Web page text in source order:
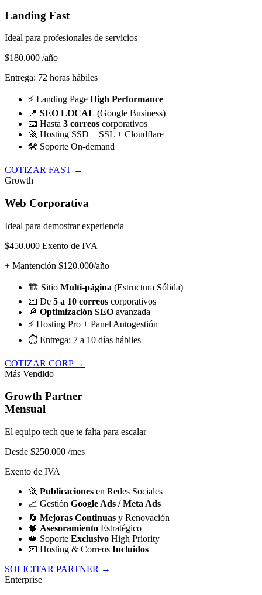
Landing Fast
Ideal para profesionales de servicios
$180.000 /año
Entrega: 72 horas hábiles
⚡ Landing Page High Performance
📍 SEO LOCAL (Google Business)
📧 Hasta 3 correos corporativos
🚀 Hosting SSD + SSL + Cloudflare
🛠️ Soporte On-demand
COTIZAR FAST →
Growth
Web Corporativa
Ideal para demostrar experiencia
$450.000 Exento de IVA
+ Mantención $120.000/año
🏗️ Sitio Multi-página (Estructura Sólida)
📧 De 5 a 10 correos corporativos
🔎 Optimización SEO avanzada
⚡ Hosting Pro + Panel Autogestión
⏱️ Entrega: 7 a 10 días hábiles
COTIZAR CORP →
Más Vendido
Growth Partner
Mensual
El equipo tech que te falta para escalar
Desde $250.000 /mes
Exento de IVA
🚀 Publicaciones en Redes Sociales
📈 Gestión Google Ads / Meta Ads
🔄 Mejoras Continuas y Renovación
🧠 Asesoramiento Estratégico
👑 Soporte Exclusivo High Priority
📧 Hosting & Correos Incluidos
SOLICITAR PARTNER →
Enterprise